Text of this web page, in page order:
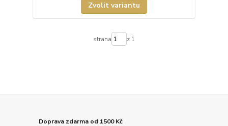
Zvolit variantu
strana z 1
Doprava zdarma od 1500 Kč